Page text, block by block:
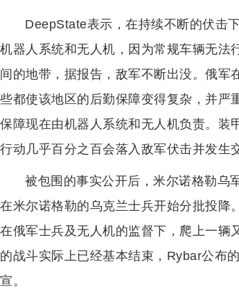
DeepState表示，在持续不断的伏击
机器人系统和无人机，因为常规车辆无法
间的地带，据报告，敌军不断出没。俄军
些都使该地区的后勤保障变得复杂，并严
保障现在由机器人系统和无人机负责。装
行动几乎百分之百会落入敌军伏击并发生
被包围的事实公开后，米尔诺格勒乌
在米尔诺格勒的乌克兰士兵开始分批投降
在俄军士兵及无人机的监督下，爬上一辆
的战斗实际上已经基本结束，Rybar公布
宣。